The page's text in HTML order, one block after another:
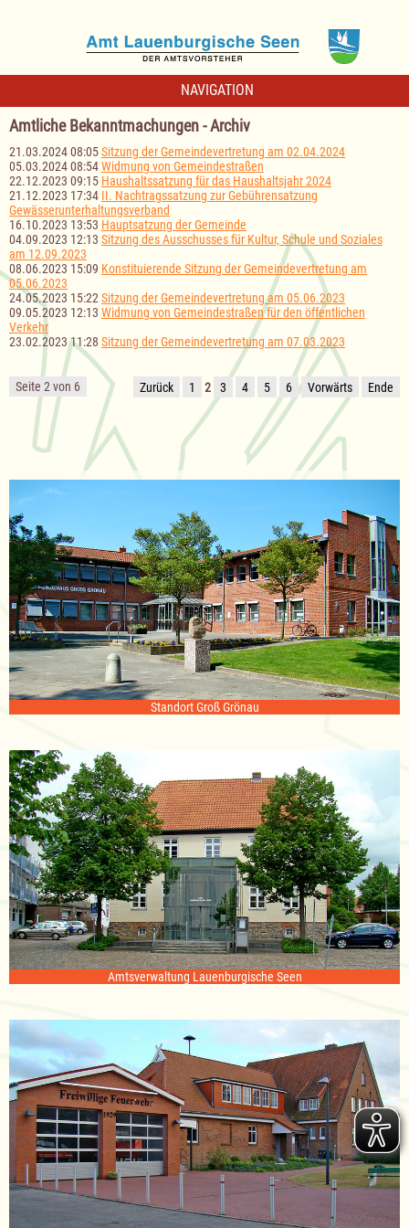
NAVIGATION
Amtliche Bekanntmachungen - Archiv
21.03.2024 08:05Sitzung der Gemeindevertretung am 02.04.2024
05.03.2024 08:54Widmung von Gemeindestraßen
22.12.2023 09:15 Haushaltssatzung für das Haushaltsjahr 2024
21.12.2023 17:34 II. Nachtragssatzung zur Gebührensatzung
Gewässerunterhaltungsverband
16.10.2023 13:53 Hauptsatzung der Gemeinde
04.09.2023 12:13 Sitzung des Ausschusses für Kultur, Schule und Soziales
am 12.09.2023
08.06.2023 15:09 Konstituierende Sitzung der Gemeindevertretung am
05.06.2023
24.05.2023 15:22 Sitzung der Gemeindevertretung am 05.06.2023
09.05.2023 12:13 Widmung von Gemeindestraßen für den öffentlichen
Verkehr
23.02.2023 11:28 Sitzung der Gemeindevertretung am 07.03.2023
Seite 2 von 6 Zurück 1 2 3 4 5 6 Vorwärts Ende
Standort Groß Grönau
Amtsverwaltung Lauenburgische Seen